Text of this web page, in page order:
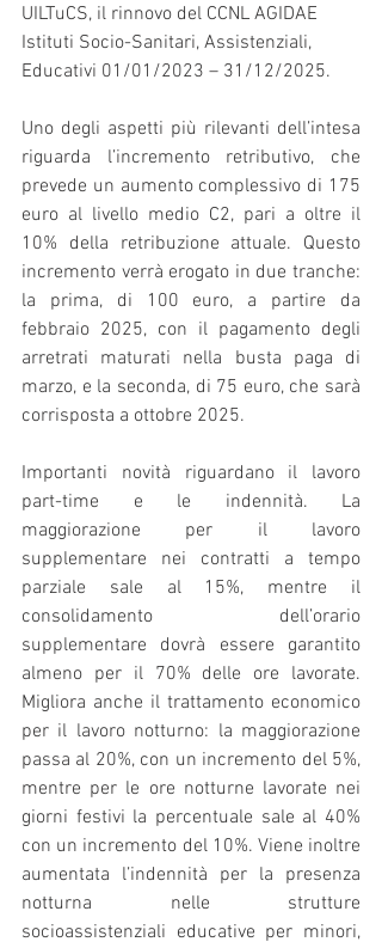
UILTuCS, il rinnovo del CCNL AGIDAE
Istituti Socio-Sanitari, Assistenziali,
Educativi 01/01/2023 – 31/12/2025.
Uno degli aspetti più rilevanti dell’intesa
riguarda l’incremento retributivo, che
prevede un aumento complessivo di 175
euro al livello medio C2, pari a oltre il
10% della retribuzione attuale. Questo
incremento verrà erogato in due tranche:
la prima, di 100 euro, a partire da
febbraio 2025, con il pagamento degli
arretrati maturati nella busta paga di
marzo, e la seconda, di 75 euro, che sarà
corrisposta a ottobre 2025.
Importanti novità riguardano il lavoro
part-time e le indennità. La
maggiorazione per il lavoro
supplementare nei contratti a tempo
parziale sale al 15%, mentre il
consolidamento dell’orario
supplementare dovrà essere garantito
almeno per il 70% delle ore lavorate.
Migliora anche il trattamento economico
per il lavoro notturno: la maggiorazione
passa al 20%, con un incremento del 5%,
mentre per le ore notturne lavorate nei
giorni festivi la percentuale sale al 40%
con un incremento del 10%. Viene inoltre
aumentata l’indennità per la presenza
notturna nelle strutture
socioassistenziali educative per minori,